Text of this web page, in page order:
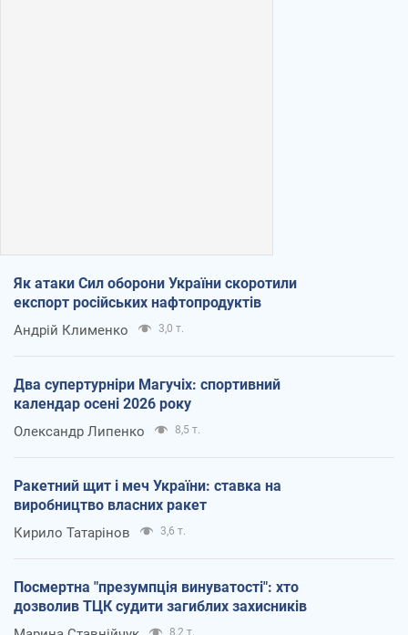
Як атаки Сил оборони України скоротили
експорт російських нафтопродуктів
Андрій Клименко 3,0 т.
Два супертурніри Магучіх: спортивний
календар осені 2026 року
Олександр Липенко 8,5 т.
Ракетний щит і меч України: ставка на
виробництво власних ракет
Кирило Татарінов 3,6 т.
Посмертна "презумпція винуватості": хто
дозволив ТЦК судити загиблих захисників
8,2 т.